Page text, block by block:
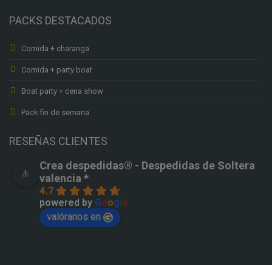
PACKS DESTACADOS
Comida + charanga
Comida + party boat
Boat party + cena show
Pack fin de semana
RESEÑAS CLIENTES
Crea despedidas®️ - Despedidas de Soltera
valencia *
4.7
powered by Google
valóranos en